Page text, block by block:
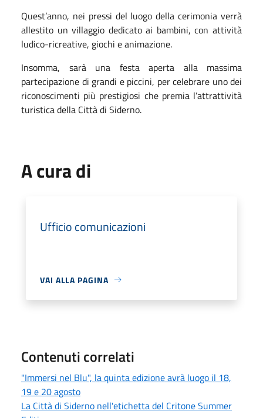
Quest’anno, nei pressi del luogo della cerimonia verrà
allestito un villaggio dedicato ai bambini, con attività
ludico-ricreative, giochi e animazione.
Insomma, sarà una festa aperta alla massima
partecipazione di grandi e piccini, per celebrare uno dei
riconoscimenti più prestigiosi che premia l’attrattività
turistica della Città di Siderno.
A cura di
Ufficio comunicazioni
VAI ALLA PAGINA
Contenuti correlati
"Immersi nel Blu", la quinta edizione avrà luogo il 18,
19 e 20 agosto
La Città di Siderno nell'etichetta del Critone Summer